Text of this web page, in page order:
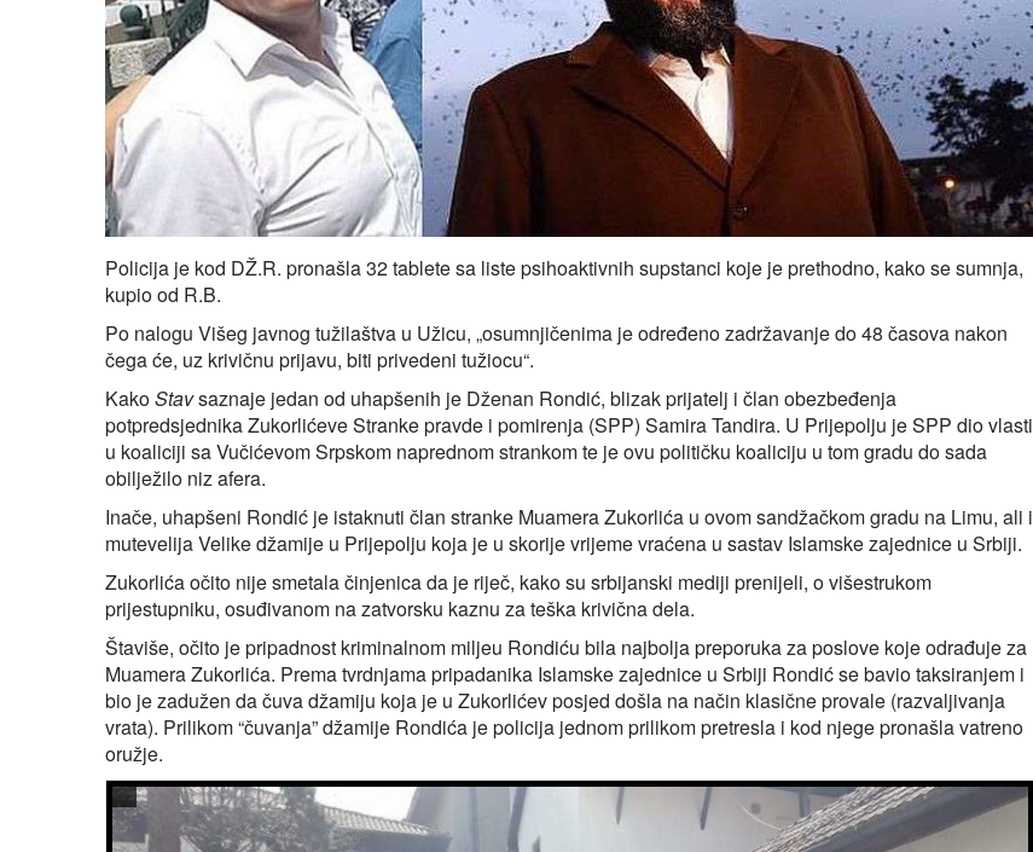
Policija je kod DŽ.R. pronašla 32 tablete sa liste psihoaktivnih supstanci koje je prethodno, kako se sumnja,
kupio od R.B.
Po nalogu Višeg javnog tužilaštva u Užicu, „osumnjičenima je određeno zadržavanje do 48 časova nakon
čega će, uz krivičnu prijavu, biti privedeni tužiocu“.
KakoStavsaznaje jedan od uhapšenih je Dženan Rondić, blizak prijatelj i član obezbeđenja
potpredsjednika Zukorlićeve Stranke pravde i pomirenja (SPP) Samira Tandira. U Prijepolju je SPP dio vlasti
u koaliciji sa Vučićevom Srpskom naprednom strankom te je ovu političku koaliciju u tom gradu do sada
obilježilo niz afera.
Inače, uhapšeni Rondić je istaknuti član stranke Muamera Zukorlića u ovom sandžačkom gradu na Limu, ali i
mutevelija Velike džamije u Prijepolju koja je u skorije vrijeme vraćena u sastav Islamske zajednice u Srbiji.
Zukorlića očito nije smetala činjenica da je riječ, kako su srbijanski mediji prenijeli, o višestrukom
prijestupniku, osuđivanom na zatvorsku kaznu za teška krivična dela.
Štaviše, očito je pripadnost kriminalnom miljeu Rondiću bila najbolja preporuka za poslove koje odrađuje za
Muamera Zukorlića. Prema tvrdnjama pripadanika Islamske zajednice u Srbiji Rondić se bavio taksiranjem i
bio je zadužen da čuva džamiju koja je u Zukorlićev posjed došla na način klasične provale (razvaljivanja
vrata). Prilikom “čuvanja” džamije Rondića je policija jednom prilikom pretresla i kod njege pronašla vatreno
oružje.